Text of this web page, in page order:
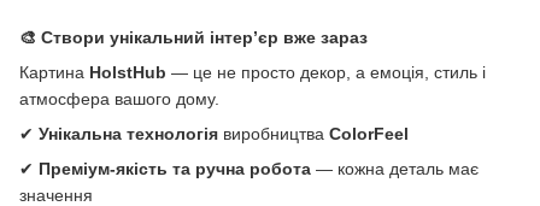
🎨 Створи унікальний інтер’єр вже зараз
Картина HolstHub — це не просто декор, а емоція, стиль і
атмосфера вашого дому.
✔ Унікальна технологія виробництва ColorFeel
✔ Преміум-якість та ручна робота — кожна деталь має
значення